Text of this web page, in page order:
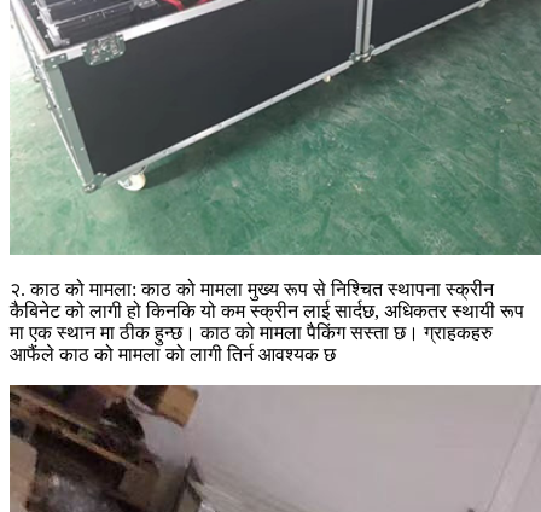
२. काठ को मामला: काठ को मामला मुख्य रूप से निश्चित स्थापना स्क्रीन
कैबिनेट को लागी हो किनकि यो कम स्क्रीन लाई सार्दछ, अधिकतर स्थायी रूप
मा एक स्थान मा ठीक हुन्छ। काठ को मामला पैकिंग सस्ता छ। ग्राहकहरु
आफैंले काठ को मामला को लागी तिर्न आवश्यक छ